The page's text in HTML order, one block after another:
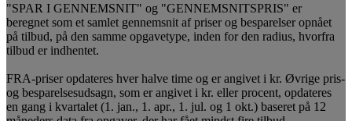
"SPAR I GENNEMSNIT" og "GENNEMSNITSPRIS" er
beregnet som et samlet gennemsnit af priser og besparelser opnået
på tilbud, på den samme opgavetype, inden for den radius, hvorfra
tilbud er indhentet.
FRA-priser opdateres hver halve time og er angivet i kr. Øvrige pris-
og besparelsesudsagn, som er angivet i kr. eller procent, opdateres
en gang i kvartalet (1. jan., 1. apr., 1. jul. og 1 okt.) baseret på 12